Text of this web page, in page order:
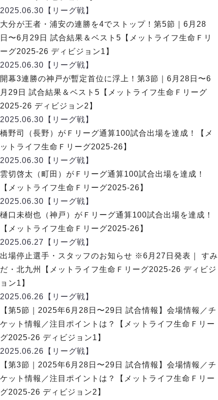
メットライフ生命Ｆリーグカップ 2026
試合日程・結果
大会概要
アリーナ情報
チケット情報
過去の記録
リガーレヴィア葛飾
Y．S．C．C．横浜
ヴィンセドール白山
アグレミーナ浜松
デウソン神戸
ポルセイド浜田
ミラクルスマイル新居浜
記念ゴール
ハットトリック
担当審判員
選手の通算記録（Ｆ１）
エスポラーダ北海道
バルドラール浦安
フウガドールすみだ
しながわシティ
立川アスレティックFC
ペスカドーラ町田
湘南ベルマーレ
ボアルース長野
名古屋オーシャンズ
シュライカー大阪
ボルクバレット北九州
バサジィ大分
選手の通算記録（Ｆ２）
マルバ水戸FC
リガーレヴィア葛飾
Y．S．C．C．横浜
ヴィンセドール白山
アグレミーナ浜松
デウソン神戸
ポルセイド浜田
ミラクルスマイル新居浜
DIVISION02
FOLLOW US!
2025.06.30 【リーグ戦】
大分が王者・浦安の連勝を4でストップ！第5節｜6月28
日〜6月29日 試合結果＆ベスト5【メットライフ生命Ｆリ
ーグ2025-26 ディビジョン1】
2025.06.30 【リーグ戦】
開幕3連勝の神戸が暫定首位に浮上！第3節｜6月28日〜6
月29日 試合結果＆ベスト5【メットライフ生命Ｆリーグ
2025-26 ディビジョン2】
2025.06.30 【リーグ戦】
橋野司（長野）がＦリーグ通算100試合出場を達成！【メ
ットライフ生命Ｆリーグ2025-26】
2025.06.30 【リーグ戦】
雲切啓太（町田）がＦリーグ通算100試合出場を達成！
【メットライフ生命Ｆリーグ2025-26】
2025.06.30 【リーグ戦】
樋口未樹也（神戸）がＦリーグ通算100試合出場を達成！
【メットライフ生命Ｆリーグ2025-26】
2025.06.27
【リーグ戦】
出場停止選手・スタッフのお知らせ ※6月27日発表｜ すみ
だ・北九州【メットライフ生命Ｆリーグ2025-26 ディビジ
ョン1】
2025.06.26 【リーグ戦】
【第5節｜2025年6月28日〜29日 試合情報】会場情報／チ
ケット情報／注目ポイントは？【メットライフ生命Ｆリー
グ2025-26 ディビジョン1】
2025.06.26 【リーグ戦】
【第3節｜2025年6月28日〜29日 試合情報】会場情報／チ
ケット情報／注目ポイントは？【メットライフ生命Ｆリー
グ2025-26 ディビジョン2】